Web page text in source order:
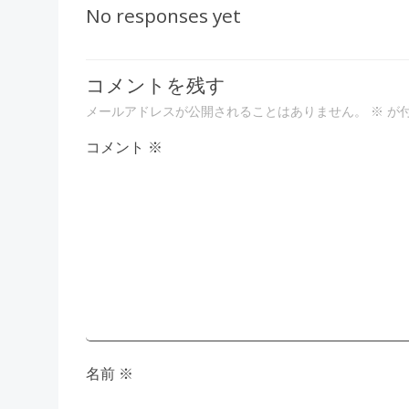
稿
ビ
ゲ
ン
No responses yet
コメントを残す
メールアドレスが公開されることはありません。 ※ が
コメント ※
名前 ※